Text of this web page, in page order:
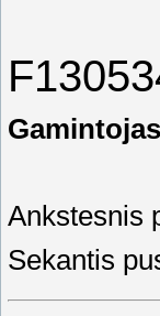
Ankstesnis
Sekantis